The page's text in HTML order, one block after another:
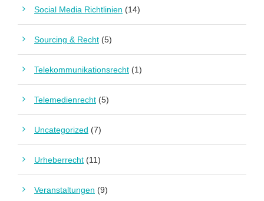
Social Media Richtlinien (14)
Sourcing & Recht (5)
Telekommunikationsrecht (1)
Telemedienrecht (5)
Uncategorized (7)
Urheberrecht (11)
Veranstaltungen (9)